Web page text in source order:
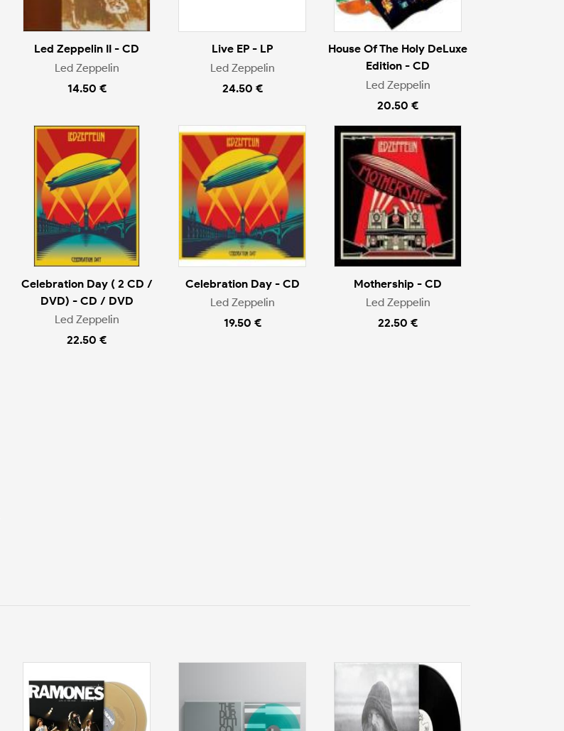
Led Zeppelin II - CD
Led Zeppelin
14.50 €
Live EP - LP
Led Zeppelin
24.50 €
House Of The Holy DeLuxe
Edition - CD
Led Zeppelin
20.50 €
Celebration Day ( 2 CD /
DVD) - CD / DVD
Led Zeppelin
22.50 €
Celebration Day - CD
Led Zeppelin
19.50 €
Mothership - CD
Led Zeppelin
22.50 €